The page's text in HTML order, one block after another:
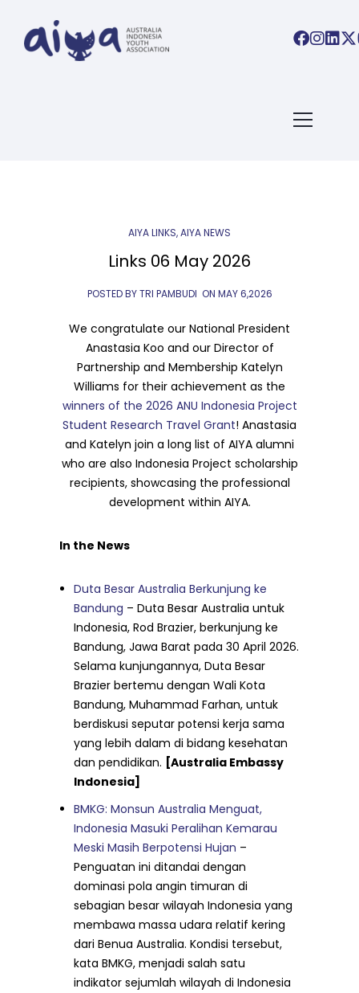
ARTICLES TAGGED WITH:
OPPORTUNITIES
AIYA LINKS,AIYA NEWS
Links 06 May 2026
POSTED BY TRI PAMBUDI ON MAY 6,2026
We congratulate our National President
Anastasia Koo and our Director of
Partnership and Membership Katelyn
Williams for their achievement as the
winners of the 2026 ANU Indonesia Project
Student Research Travel Grant! Anastasia
and Katelyn join a long list of AIYA alumni
who are also Indonesia Project scholarship
recipients, showcasing the professional
development within AIYA.
In the News
Duta Besar Australia Berkunjung ke
Bandung – Duta Besar Australia untuk
Indonesia, Rod Brazier, berkunjung ke
Bandung, Jawa Barat pada 30 April 2026.
Selama kunjungannya, Duta Besar
Brazier bertemu dengan Wali Kota
Bandung, Muhammad Farhan, untuk
berdiskusi seputar potensi kerja sama
yang lebih dalam di bidang kesehatan
dan pendidikan. [Australia Embassy
Indonesia]
BMKG: Monsun Australia Menguat,
Indonesia Masuki Peralihan Kemarau
Meski Masih Berpotensi Hujan –
Penguatan ini ditandai dengan
dominasi pola angin timuran di
sebagian besar wilayah Indonesia yang
membawa massa udara relatif kering
dari Benua Australia. Kondisi tersebut,
kata BMKG, menjadi salah satu
indikator sejumlah wilayah di Indonesia